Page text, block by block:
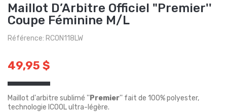
Maillot D’Arbitre Officiel "Premier''
Coupe Féminine M/L
Référence: RCON118LW
49,95 $
Maillot d'arbitre sublimé ''Premier'' fait de 100% polyester,
technologie ICOOL ultra-légère.